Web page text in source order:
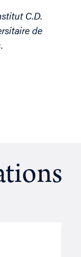
C.D.
de